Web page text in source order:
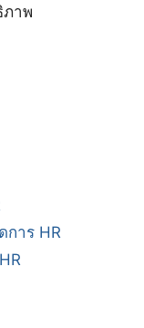
ภาพ
าร HR